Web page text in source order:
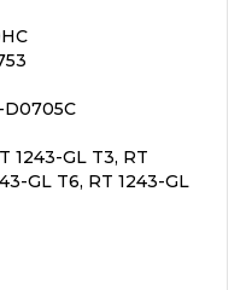
D0705C
1243-GL T3, RT
GL T6, RT 1243-GL